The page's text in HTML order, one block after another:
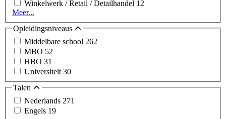
Winkelwerk / Retail / Detailhandel 12
Meer...
Opleidingsniveaus
Middelbare school 262
MBO 52
HBO 31
Universiteit 30
Talen
Nederlands 271
Engels 19